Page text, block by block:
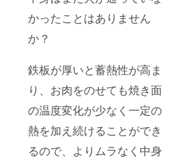
かったことはありません
か？
鉄板が厚いと蓄熱性が高ま
り、お肉をのせても焼き面
の温度変化が少なく一定の
熱を加え続けることができ
るので、よりムラなく中身